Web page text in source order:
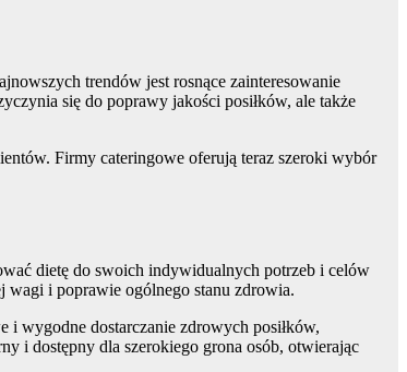
trendów jest rosnące zainteresowanie
się do poprawy jakości posiłków, ale także
Firmy cateringowe oferują teraz szeroki wybór
dietę do swoich indywidualnych potrzeb i celów
wagi i poprawie ogólnego stanu zdrowia.
i wygodne dostarczanie zdrowych posiłków,
i dostępny dla szerokiego grona osób, otwierając